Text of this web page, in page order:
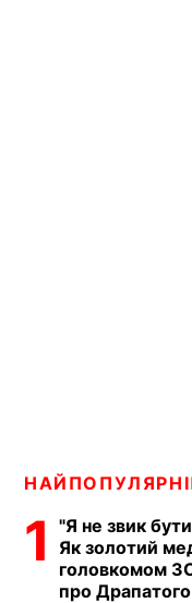
1
"Я не звик
Як золотий
головкомом
про Драпатого